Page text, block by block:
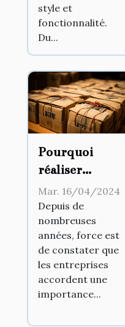
style et
fonctionnalité.
Du...
Pourquoi
réaliser
l’archivage des
documents ?
Mar. 16/04/2024
Depuis de
nombreuses
années, force est
de constater que
les entreprises
accordent une
importance...